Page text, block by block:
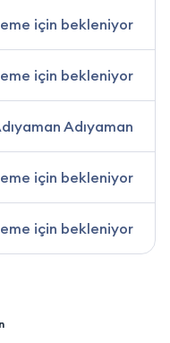
için bekleniyor
için bekleniyor
Adıyaman
için bekleniyor
için bekleniyor